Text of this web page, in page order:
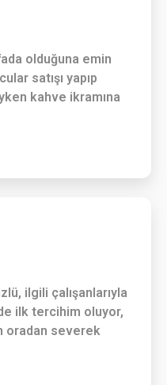
olduğuna emin
satışı yapıp
kahve ikramına
ilgili çalışanlarıyla
ilk tercihim oluyor,
oradan severek